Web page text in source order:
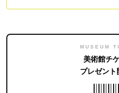
MUSEUM
美術館チ
プレゼント